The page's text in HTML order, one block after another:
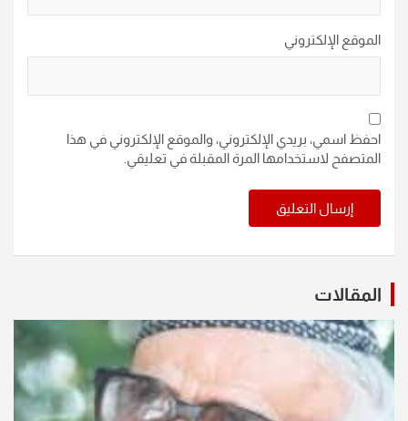
الموقع الإلكتروني
احفظ اسمي، بريدي الإلكتروني، والموقع الإلكتروني في هذا
المتصفح لاستخدامها المرة المقبلة في تعليقي.
المقالات